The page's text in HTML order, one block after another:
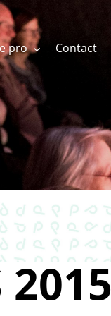
pro Contact
2015